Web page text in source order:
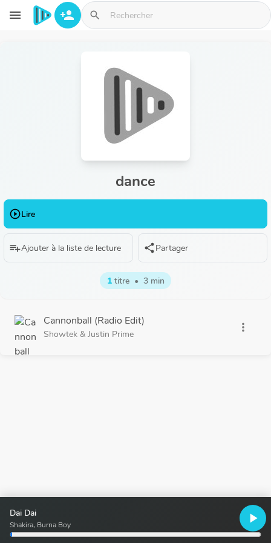
Aller au contenu principal
menu person_add search
Dai Dai
Shakira, Burna Boy play_arrow
dance
play_circle_outlineLire
playlist_addAjouter à la liste de lecture sharePartager
1titre • 3 min
Cannonball (Radio Edit)
Showtek & Justin Prime
more_vert